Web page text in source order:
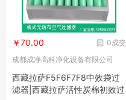
0成交
￥70.00
成都成净高科净化设备有限公司
西藏拉萨F5F6F7F8中效袋过
滤器|西藏拉萨活性炭棉初效过